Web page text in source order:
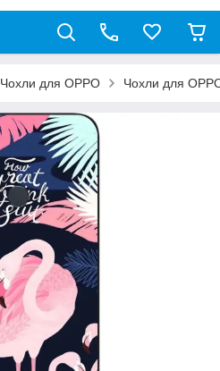
Чохли для OPPO Чохли для